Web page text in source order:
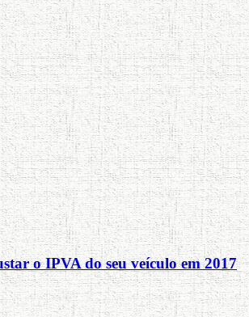
o IPVA do seu veículo em 2017